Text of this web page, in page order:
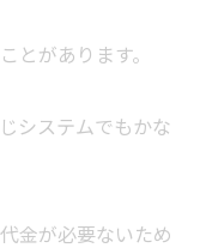
とがあります。
システムでもかな
金が必要ないため